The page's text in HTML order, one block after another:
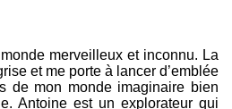
merveilleux et inconnu. La
et me porte à lancer d’emblée
de mon monde imaginaire bien
Antoine est un explorateur qui